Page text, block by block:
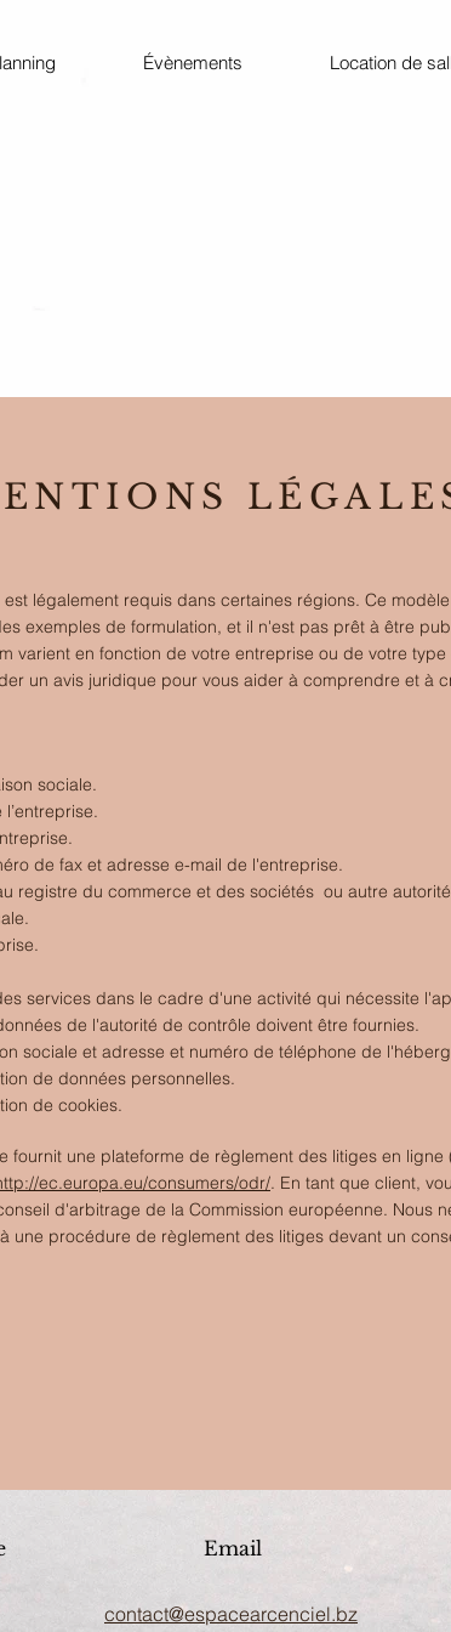
Évènements Location de
légalement requis dans certaines régions. Ce
exemples de formulation, et il n'est pas prêt à être
varient en fonction de votre entreprise ou de votre
un avis juridique pour vous aider à comprendre et à
sociale.
de fax et adresse e-mail de l'entreprise.
registre du commerce et des sociétés ou autre
services dans le cadre d'une activité qui nécessite
de l'autorité de contrôle doivent être fournies.
sociale et adresse et numéro de téléphone de
de données personnelles.
de cookies.
fournit une plateforme de règlement des litiges en ligne
ec.europa.eu/consumers/odr/. En tant que client,
d'arbitrage de la Commission européenne. Nous
une procédure de règlement des litiges devant un
Email
contact@espacearcenciel.bz